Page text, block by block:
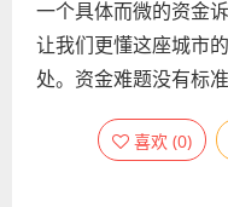
一个具体而微的资金
让我们更懂这座城市
处。资金难题没有标
喜欢 (0)